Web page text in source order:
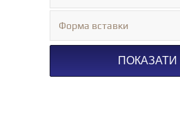
Форма вставки
ПОКАЗАТИ